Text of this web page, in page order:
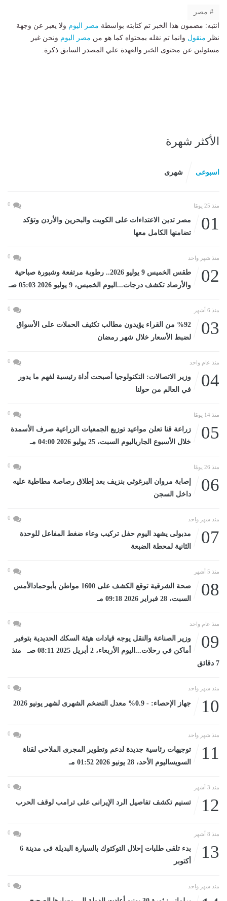
مصر
انتبه: مضمون هذا الخبر تم كتابته بواسطة مصر اليوم ولا يعبر عن وجهة
نظر منقول وانما تم نقله بمحتواه كما هو من مصر اليوم ونحن غير
مسئولين عن محتوى الخبر والعهدة علي المصدر السابق ذكرة.
الأكثر شهرة
اسبوعى شهرى
منذ 25 يومًا 0
01
مصر تدين الاعتداءات على الكويت والبحرين والأردن وتؤكد
تضامنها الكامل معها
منذ شهر واحد 0
02
طقس الخميس 9 يوليو 2026.. رطوبة مرتفعة وشبورة صباحية
والأرصاد تكشف درجات...اليوم الخميس، 9 يوليو 2026 05:03 صـ
منذ 6 أشهر 0
03
%92 من القراء يؤيدون مطالب تكثيف الحملات على الأسواق
لضبط الأسعار خلال شهر رمضان
منذ عام واحد 0
04
وزير الاتصالات: التكنولوجيا أصبحت أداة رئيسية لفهم ما يدور
في العالم من حولنا
منذ 14 يومًا 0
05
زراعة قنا تعلن مواعيد توزيع الجمعيات الزراعية صرف الأسمدة
خلال الأسبوع الجارياليوم السبت، 25 يوليو 2026 04:00 مـ
منذ 26 يومًا 0
06
إصابة مروان البرغوثي بنزيف بعد إطلاق رصاصة مطاطية عليه
داخل السجن
منذ شهر واحد 0
07
مدبولى يشهد اليوم حفل تركيب وعاء ضغط المفاعل للوحدة
الثانية لمحطة الضبعة
منذ 5 أشهر 0
08
صحة الشرقية توقع الكشف على 1600 مواطن بأبوحمادالأمس
السبت، 28 فبراير 2026 09:18 مـ
منذ عام واحد 0
09
وزير الصناعة والنقل يوجه قيادات هيئة السكك الحديدية بتوفير
أماكن في رحلات...اليوم الأربعاء، 2 أبريل 2025 08:11 صـ منذ
7 دقائق
منذ شهر واحد 0
10 جهاز الإحصاء: - 0.9% معدل التضخم الشهرى لشهر يونيو 2026
منذ شهر واحد 0
11
توجيهات رئاسية جديدة لدعم وتطوير المجرى الملاحي لقناة
السويساليوم الأحد، 28 يونيو 2026 01:52 مـ
منذ 3 أشهر 0
12 تسنيم تكشف تفاصيل الرد الإيرانى على ترامب لوقف الحرب
منذ 8 أشهر 0
13
بدء تلقى طلبات إحلال التوكتوك بالسيارة البديلة فى مدينة 6
أكتوبر
منذ شهر واحد 0